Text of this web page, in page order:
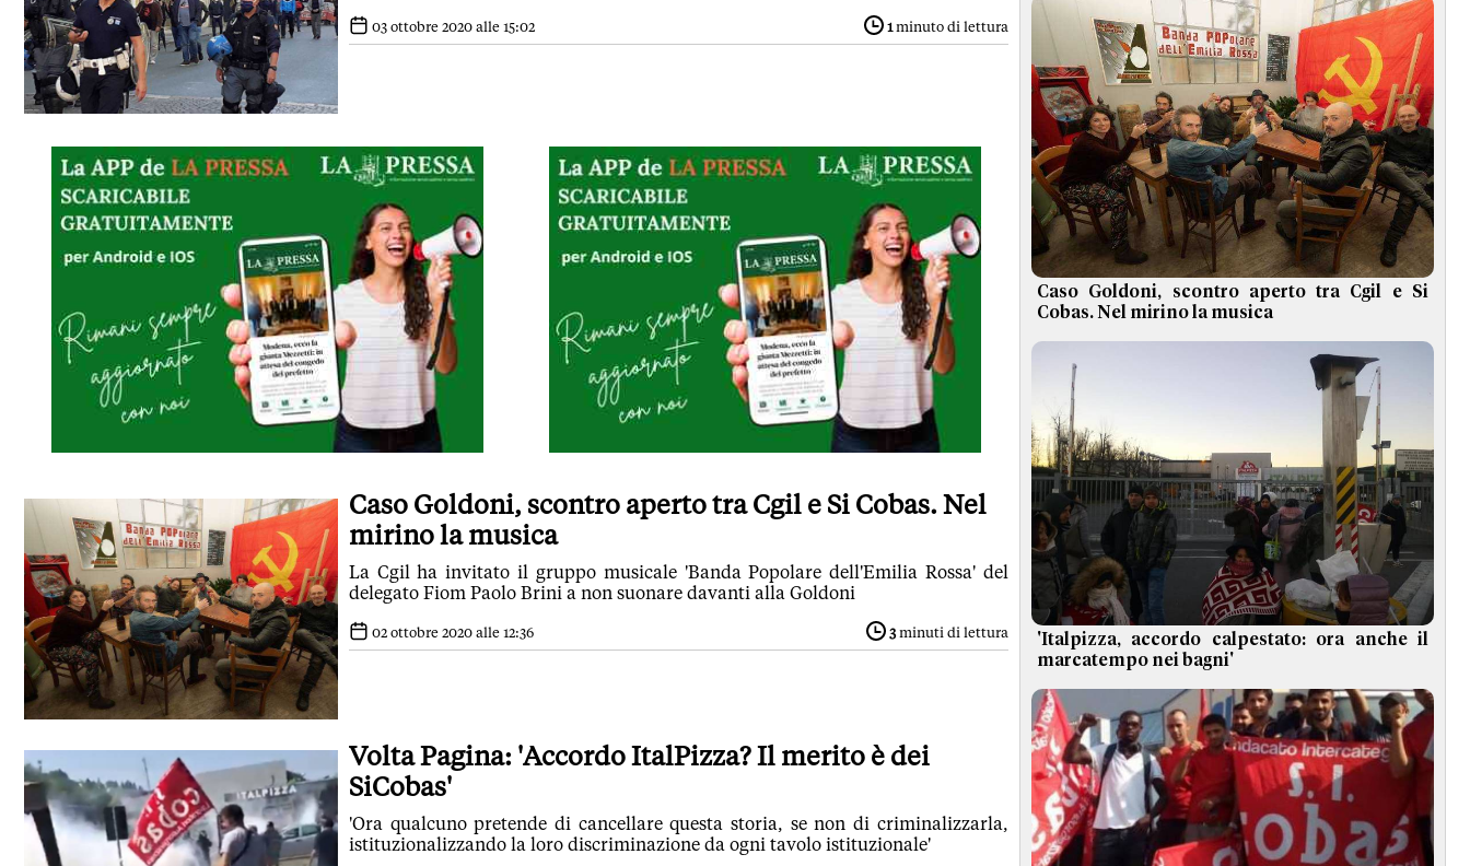
03 ottobre 2020 alle 15:02 1minuto di lettura
Caso Goldoni, scontro aperto tra Cgil e Si Cobas. Nel
mirino la musica
La Cgil ha invitato il gruppo musicale 'Banda Popolare dell'Emilia Rossa' del
delegato Fiom Paolo Brini a non suonare davanti alla Goldoni
02 ottobre 2020 alle 12:36 3minuti di lettura
Volta Pagina: 'Accordo ItalPizza? Il merito è dei
SiCobas'
'Ora qualcuno pretende di cancellare questa storia, se non di criminalizzarla,
istituzionalizzando la loro discriminazione da ogni tavolo istituzionale'
Caso Goldoni, scontro aperto tra Cgil e Si
Cobas. Nel mirino la musica
'Italpizza, accordo calpestato: ora anche il
marcatempo nei bagni'